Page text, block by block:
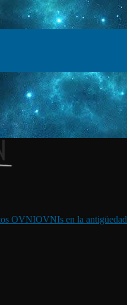
OVNIOVNIs en la antigüedad